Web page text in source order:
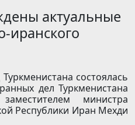
актуальные
иранского
состоялась
дел Туркменистана
министра
Республики Иран Мехди